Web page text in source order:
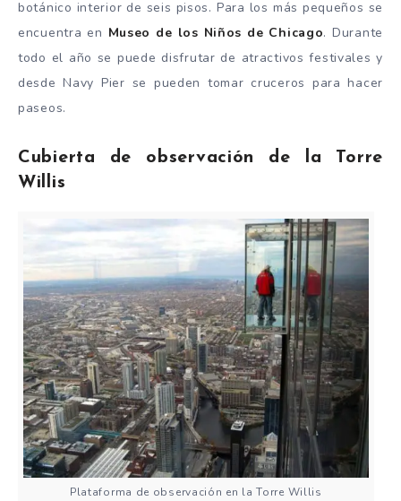
botánico interior de seis pisos. Para los más pequeños se
encuentra en Museo de los Niños de Chicago. Durante
todo el año se puede disfrutar de atractivos festivales y
desde Navy Pier se pueden tomar cruceros para hacer
paseos.
Cubierta de observación de la Torre
Willis
Plataforma de observación en la Torre Willis